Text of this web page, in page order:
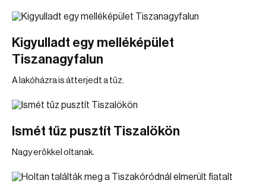
Kigyulladt egy melléképület
Tiszanagyfalun
A lakóházra is átterjedt a tűz.
Ismét tűz pusztít Tiszalökön
Nagy erőkkel oltanak.